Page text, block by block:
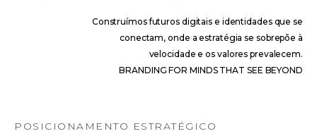
Construímos futuros digitais e identidades que se
conectam, onde a estratégia se sobrepõe à
velocidade e os valores prevalecem.
BRANDING FOR MINDS THAT SEE BEYOND
POSICIONAMENTO ESTRATÉGICO